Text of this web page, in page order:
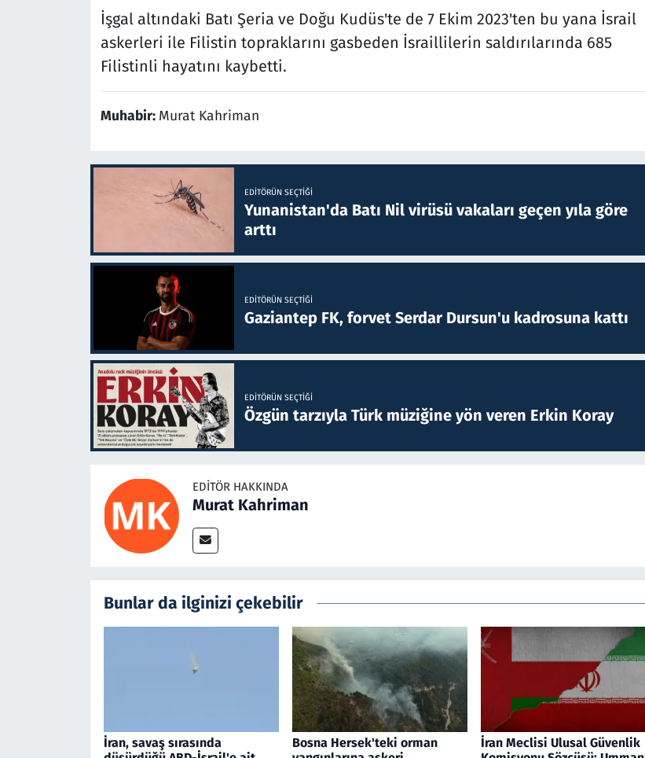
İşgal altındaki Batı Şeria ve Doğu Kudüs'te de 7 Ekim 2023'ten bu yana İsrail
askerleri ile Filistin topraklarını gasbeden İsraillilerin saldırılarında 685
Filistinli hayatını kaybetti.
Muhabir: Murat Kahriman
EDITÖRÜN SEÇTIĞI
Yunanistan'da Batı Nil virüsü vakaları geçen yıla göre
arttı
EDITÖRÜN SEÇTIĞI
Gaziantep FK, forvet Serdar Dursun'u kadrosuna kattı
EDITÖRÜN SEÇTIĞI
Özgün tarzıyla Türk müziğine yön veren Erkin Koray
EDITÖR HAKKINDA
Murat Kahriman
Bunlar da ilginizi çekebilir
İran, savaş sırasında
Bosna Hersek'teki orman
İran Meclisi Ulusal Güvenlik